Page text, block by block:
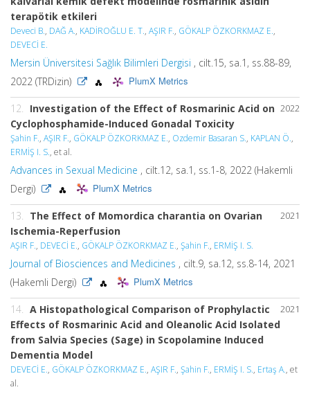
terapötik etkileri
Deveci B., DAĞ A., KADİROĞLU E. T., AŞIR F., GÖKALP ÖZKORKMAZ E.,
DEVECİ E.
Mersin Üniversitesi Sağlık Bilimleri Dergisi , cilt.15, sa.1, ss.88-89,
2022 (TRDizin)
PlumX Metrics
2022
12. Investigation of the Effect of Rosmarinic Acid on
Cyclophosphamide-Induced Gonadal Toxicity
Şahin F., AŞIR F., GÖKALP ÖZKORKMAZ E., Ozdemir Basaran S., KAPLAN Ö.,
ERMİŞ I. S., et al.
Advances in Sexual Medicine , cilt.12, sa.1, ss.1-8, 2022 (Hakemli
Dergi)
PlumX Metrics
2021
13. The Effect of Momordica charantia on Ovarian
Ischemia-Reperfusion
AŞIR F., DEVECİ E., GÖKALP ÖZKORKMAZ E., Şahin F., ERMİŞ I. S.
Journal of Biosciences and Medicines , cilt.9, sa.12, ss.8-14, 2021
(Hakemli Dergi)
PlumX Metrics
2021
14. A Histopathological Comparison of Prophylactic
Effects of Rosmarinic Acid and Oleanolic Acid Isolated
from Salvia Species (Sage) in Scopolamine Induced
Dementia Model
DEVECİ E., GÖKALP ÖZKORKMAZ E., AŞIR F., Şahin F., ERMİŞ I. S., Ertaş A., et
al.